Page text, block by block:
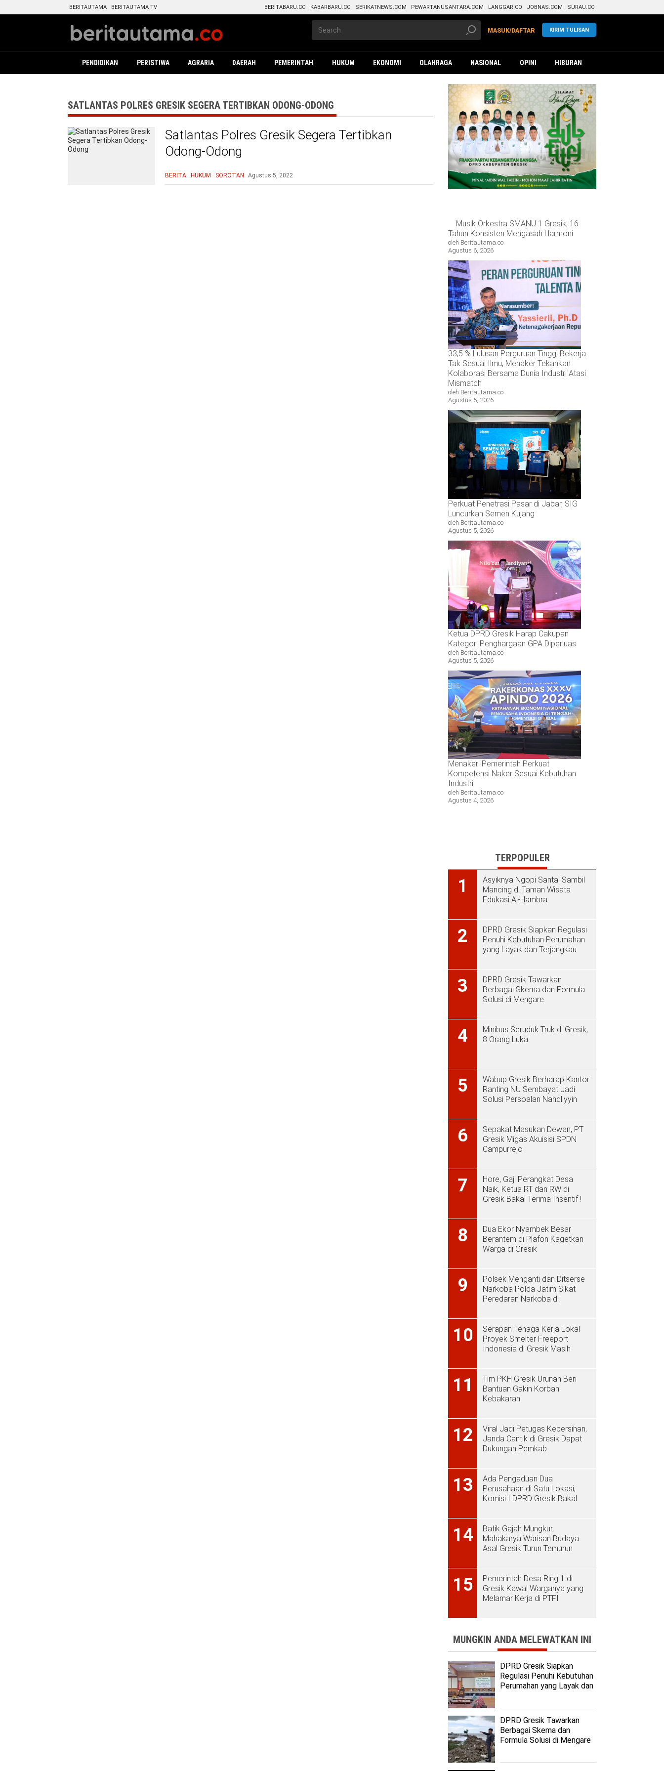
BERITAUTAMA BERITAUTAMA TV BERITABARU.CO KABARBARU.CO SERIKATNEWS.COM PEWARTANUSANTARA.COM LANGGAR.CO JOBNAS.COM SURAU.CO
KIRIM TULISAN
MASUK/DAFTAR
PENDIDIKAN PERISTIWA AGRARIA DAERAH PEMERINTAH HUKUM EKONOMI OLAHRAGA NASIONAL OPINI HIBURAN
SATLANTAS POLRES GRESIK SEGERA TERTIBKAN ODONG-ODONG
Satlantas Polres Gresik Segera Tertibkan
Odong-Odong
BERITA HUKUM SOROTAN Agustus 5, 2022
Musik Orkestra SMANU 1 Gresik, 16
Tahun Konsisten Mengasah Harmoni
oleh Beritautama.co
Agustus 6, 2026
33,5 % Lulusan Perguruan Tinggi Bekerja
Tak Sesuai Ilmu, Menaker Tekankan
Kolaborasi Bersama Dunia Industri Atasi
Mismatch
oleh Beritautama.co
Agustus 5, 2026
Perkuat Penetrasi Pasar di Jabar, SIG
Luncurkan Semen Kujang
oleh Beritautama.co
Agustus 5, 2026
Ketua DPRD Gresik Harap Cakupan
Kategori Penghargaan GPA Diperluas
oleh Beritautama.co
Agustus 5, 2026
Menaker: Pemerintah Perkuat
Kompetensi Naker Sesuai Kebutuhan
Industri
oleh Beritautama.co
Agustus 4, 2026
TERPOPULER
1
Asyiknya Ngopi Santai Sambil
Mancing di Taman Wisata
Edukasi Al-Hambra
2
DPRD Gresik Siapkan Regulasi
Penuhi Kebutuhan Perumahan
yang Layak dan Terjangkau
3
DPRD Gresik Tawarkan
Berbagai Skema dan Formula
Solusi di Mengare
4
Minibus Seruduk Truk di Gresik,
8 Orang Luka
5
Wabup Gresik Berharap Kantor
Ranting NU Sembayat Jadi
Solusi Persoalan Nahdliyyin
6
Sepakat Masukan Dewan, PT
Gresik Migas Akuisisi SPDN
Campurrejo
7
Hore, Gaji Perangkat Desa
Naik, Ketua RT dan RW di
Gresik Bakal Terima Insentif !
8
Dua Ekor Nyambek Besar
Berantem di Plafon Kagetkan
Warga di Gresik
9
Polsek Menganti dan Ditserse
Narkoba Polda Jatim Sikat
Peredaran Narkoba di
10
Serapan Tenaga Kerja Lokal
Proyek Smelter Freeport
Indonesia di Gresik Masih
11
Tim PKH Gresik Urunan Beri
Bantuan Gakin Korban
Kebakaran
12
Viral Jadi Petugas Kebersihan,
Janda Cantik di Gresik Dapat
Dukungan Pemkab
13
Ada Pengaduan Dua
Perusahaan di Satu Lokasi,
Komisi I DPRD Gresik Bakal
14
Batik Gajah Mungkur,
Mahakarya Warisan Budaya
Asal Gresik Turun Temurun
15
Pemerintah Desa Ring 1 di
Gresik Kawal Warganya yang
Melamar Kerja di PTFI
MUNGKIN ANDA MELEWATKAN INI
DPRD Gresik Siapkan
Regulasi Penuhi Kebutuhan
Perumahan yang Layak dan
DPRD Gresik Tawarkan
Berbagai Skema dan
Formula Solusi di Mengare